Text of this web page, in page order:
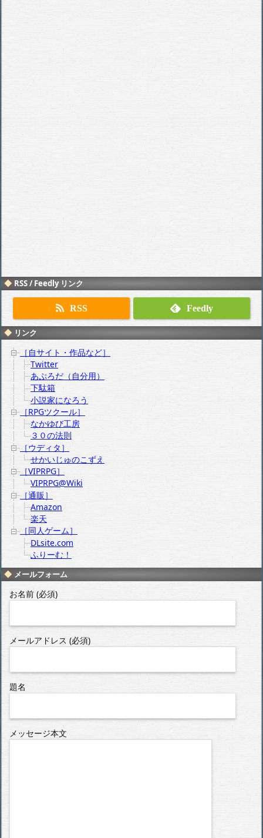
RSS / Feedly リンク
RSS Feedly
リンク
［自サイト・作品など］
Twitter
あぷろだ（自分用）
下駄箱
小説家になろう
［RPGツクール］
なかゆび工房
３０の法則
［ウディタ］
せかいじゅのこずえ
［VIPRPG］
VIPRPG@Wiki
［通販］
Amazon
楽天
［同人ゲーム］
DLsite.com
ふりーむ！
メールフォーム
お名前 (必須)
メールアドレス (必須)
題名
メッセージ本文